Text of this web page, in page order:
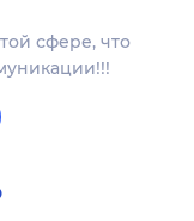
сфере, что